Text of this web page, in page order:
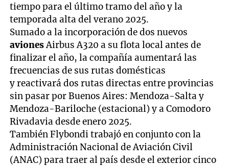
tiempo para el último tramo del año y la
temporada alta del verano 2025.
Sumado a la incorporación de dos nuevos
avionesAirbus A320 a su flota local antes de
finalizar el año, la compañía aumentará las
frecuencias de sus rutas domésticas
y reactivará dos rutas directas entre provincias
sin pasar por Buenos Aires: Mendoza-Salta y
Mendoza-Bariloche (estacional) y a Comodoro
Rivadavia desde enero 2025.
También Flybondi trabajó en conjunto con la
Administración Nacional de Aviación Civil
(ANAC) para traer al país desde el exterior cinco